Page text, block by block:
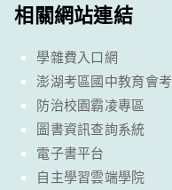
相關網站連結
學雜費入口網
澎湖考區國中教育會考
防治校園霸凌專區
圖書資訊查詢系統
電子書平台
自主學習雲端學院